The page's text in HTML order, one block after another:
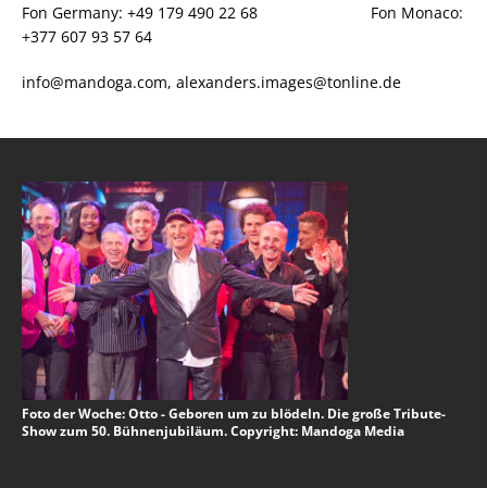
Fon Germany: +49 179 490 22 68 Fon Monaco:
+377 607 93 57 64
info@mandoga.com, alexanders.images@tonline.de
Foto der Woche: Otto - Geboren um zu blödeln. Die große Tribute-
Show zum 50. Bühnenjubiläum. Copyright: Mandoga Media